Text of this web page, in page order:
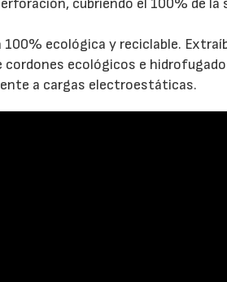
cubriendo el 100% de
ecológica y reciclable.
ecológicos e
a cargas electroestáticas.